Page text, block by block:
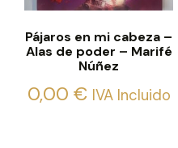
Pájaros en mi cabeza –
Alas de poder – Marifé
Núñez
0,00 € IVA Incluido